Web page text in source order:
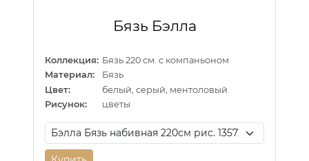
Бязь Бэлла
Коллекция: Бязь 220 см. с компаньоном
Материал:
Бязь
Цвет:
белый, серый, ментоловый
Рисунок:
цветы